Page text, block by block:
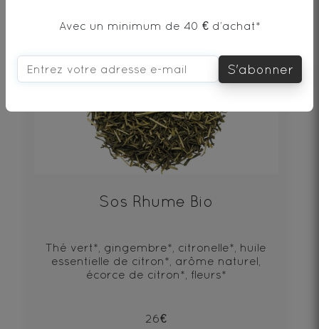
Sos Rhume Bio
Thé vert*, gingembre*, citronelle*, huile
essentielle de citron*, arôme naturel,
écorce de citron*, fleurs*
26€
Avec un minimum de 40 € d’achat*
S'abonner